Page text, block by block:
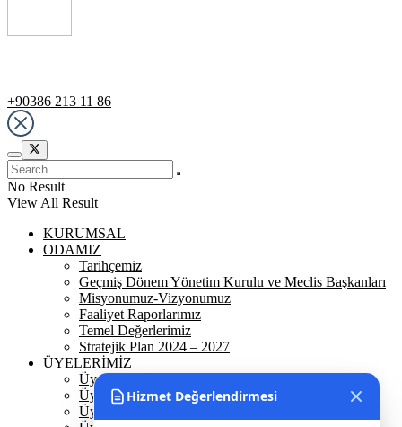
+90386 213 11 86
Hizmet Değerlendirmesi
No Result
View All Result
KURUMSAL
ODAMIZ
Tarihçemiz
Geçmiş Dönem Yönetim Kurulu ve Meclis Başkanları
Misyonumuz-Vizyonumuz
Faaliyet Raporlarımız
Temel Değerlerimiz
Stratejik Plan 2024 – 2027
ÜYELERİMİZ
Üyelerimiz
Üyelik
Üyelik Ön Başvuru